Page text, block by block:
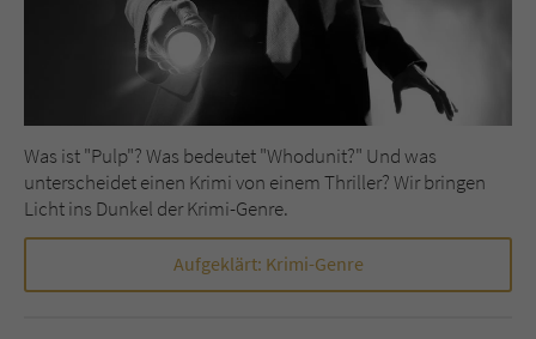
Was ist "Pulp"? Was bedeutet "Whodunit?" Und was
unterscheidet einen Krimi von einem Thriller? Wir bringen
Licht ins Dunkel der Krimi-Genre.
Aufgeklärt: Krimi-Genre